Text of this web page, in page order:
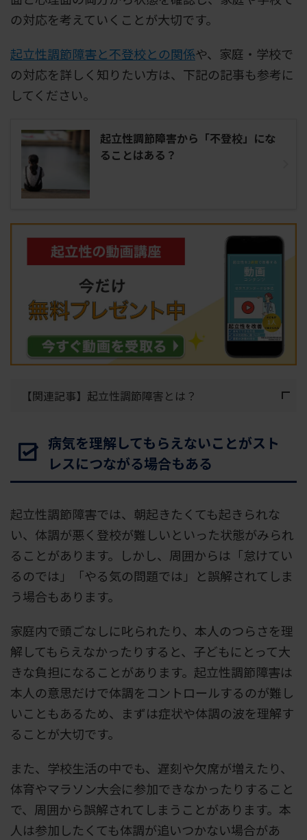
の対応を考えていくことが大切です。
起立性調節障害と不登校との関係や、家庭・学校で
の対応を詳しく知りたい方は、下記の記事も参考に
してください。
起立性調節障害から「不登校」にな
ることはある？
【関連記事】起立性調節障害とは？
病気を理解してもらえないことがスト
レスにつながる場合もある
起立性調節障害では、朝起きたくても起きられな
い、体調が悪く登校が難しいといった状態がみられ
ることがあります。しかし、周囲からは「怠けてい
るのでは」「やる気の問題では」と誤解されてしま
う場合もあります。
家庭内で頭ごなしに叱られたり、本人のつらさを理
解してもらえなかったりすると、子どもにとって大
きな負担になることがあります。起立性調節障害は
本人の意思だけで体調をコントロールするのが難し
いこともあるため、まずは症状や体調の波を理解す
ることが大切です。
また、学校生活の中でも、遅刻や欠席が増えたり、
体育やマラソン大会に参加できなかったりすること
で、周囲から誤解されてしまうことがあります。本
人は参加したくても体調が追いつかない場合があ